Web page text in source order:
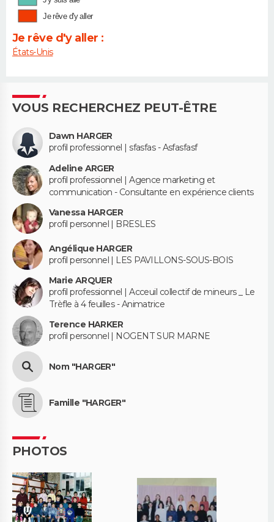
Je rêve d'y aller
Je rêve d'y aller :
États-Unis
VOUS RECHERCHEZ PEUT-ÊTRE
Dawn HARGER
profil professionnel | sfasfas - Asfasfasf
Adeline ARGER
profil professionnel | Agence marketing et
communication - Consultante en expérience clients
Vanessa HARGER
profil personnel | BRESLES
Angélique HARGER
profil personnel | LES PAVILLONS-SOUS-BOIS
Marie ARQUER
profil professionnel | Acceuil collectif de mineurs _ Le
Trèfle à 4 feuilles - Animatrice
Terence HARKER
profil personnel | NOGENT SUR MARNE
Nom "HARGER"
Famille "HARGER"
PHOTOS